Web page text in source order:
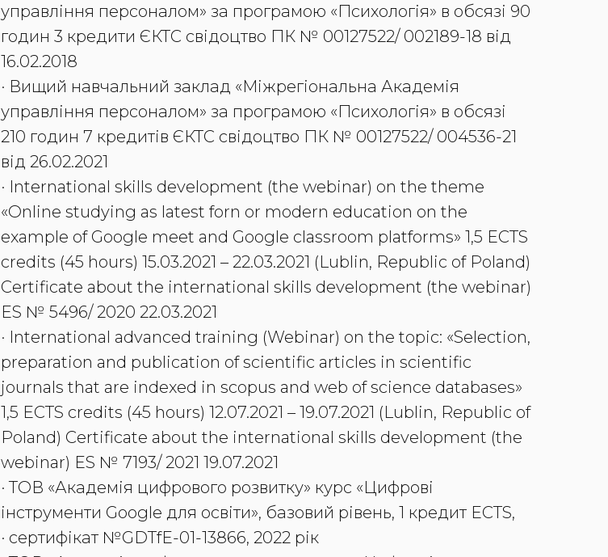
управління персоналом» за програмою «Психологія» в обсязі 90
годин 3 кредити ЄКТС свідоцтво ПК № 00127522/ 002189-18 від
16.02.2018
· Вищий навчальний заклад «Міжрегіональна Академія
управління персоналом» за програмою «Психологія» в обсязі
210 годин 7 кредитів ЄКТС свідоцтво ПК № 00127522/ 004536-21
від 26.02.2021
· International skills development (the webinar) on the theme
«Online studying as latest forn or modern education on the
example of Google meet and Google classroom platforms» 1,5 ECTS
credits (45 hours) 15.03.2021 – 22.03.2021 (Lublin, Republic of Poland)
Certificate about the international skills development (the webinar)
ES № 5496/ 2020 22.03.2021
· International advanced training (Webinar) on the topic: «Selection,
preparation and publication of scientific articles in scientific
journals that are indexed in scopus and web of science databases»
1,5 ECTS credits (45 hours) 12.07.2021 – 19.07.2021 (Lublin, Republic of
Poland) Certificate about the international skills development (the
webinar) ES № 7193/ 2021 19.07.2021
· ТОВ «Академія цифрового розвитку» курс «Цифрові
інструменти Google для освіти», базовий рівень, 1 кредит ECTS,
· сертифікат №GDTfE-01-13866, 2022 рік